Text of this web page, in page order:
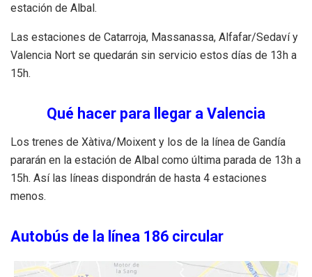
estación de Albal.
Las estaciones de Catarroja, Massanassa, Alfafar/Sedaví y
Valencia Nort se quedarán sin servicio estos días de 13h a
15h.
Qué hacer para llegar a Valencia
Los trenes de Xàtiva/Moixent y los de la línea de Gandía
pararán en la estación de Albal como última parada de 13h a
15h. Así las líneas dispondrán de hasta 4 estaciones
menos.
Autobús de la línea 186 circular